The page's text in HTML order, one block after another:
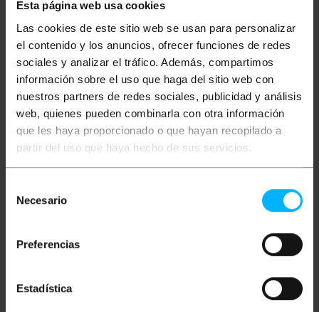
Esta página web usa cookies
Las cookies de este sitio web se usan para personalizar
el contenido y los anuncios, ofrecer funciones de redes
sociales y analizar el tráfico. Además, compartimos
información sobre el uso que haga del sitio web con
nuestros partners de redes sociales, publicidad y análisis
web, quienes pueden combinarla con otra información
que les haya proporcionado o que hayan recopilado a
partir del uso que haya hecho de sus servicios.
Necesario
Preferencias
Estadística
Beschreibung
19"-Rack-Einschub. Dieser schwarze Metalleinschub
verfügt über eine feste Vorder- und Rückbefestigung
und ist tiefenverstellbar. Im Gegensatz zu anderen
19"-Rack-Einschuben wird dieses Modell mit vier
Montagehalterungen geliefert, mit denen der
Einschub an den beiden vorderen und den beiden
hinteren Rackschienen befestigt werden kann. Die
Halterungen lassen sich an den Schienenabstand
anpassen, wodurch der Einschub mit allen 19"-Rack-
Schränken unterschiedlicher Tiefe kompatibel ist.
Spezifikationen
19" 2U Rack-Schrankeinschub mit Montage
Tiefe).
Es ermöglicht die Befestigung entweder nur
an der Vorderseite oder sowohl vorne als auch